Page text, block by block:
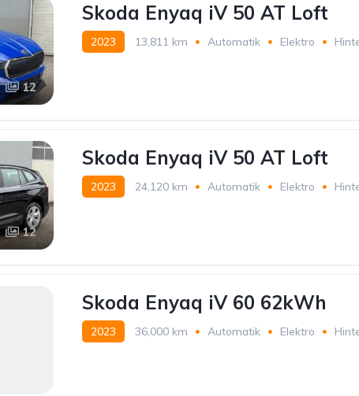
12
Skoda Enyaq iV 50 AT Loft
2023 13,811 km Automatik Elektro
12
Skoda Enyaq iV 50 AT Loft
2023 24,120 km Automatik Elektro
Skoda Enyaq iV 60 62kWh
2023 36,000 km Automatik Elektro